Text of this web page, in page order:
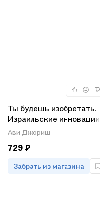
Ты будешь изобретать.
Израильские инновации
в решении мировых
Ави Джориш
729 ₽
Забрать из магазина